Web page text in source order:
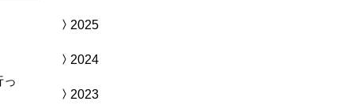
っ
2025
2024
2023